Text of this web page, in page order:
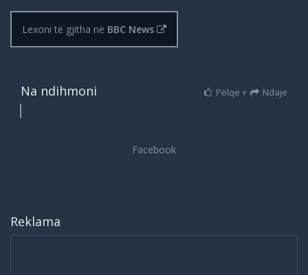
Lexoni të gjitha në BBC News
Na ndihmoni Pëlqe + Ndaje
Reklama